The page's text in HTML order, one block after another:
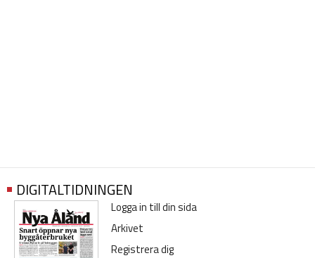
DIGITALTIDNINGEN
Logga in till din sida
Arkivet
Registrera dig